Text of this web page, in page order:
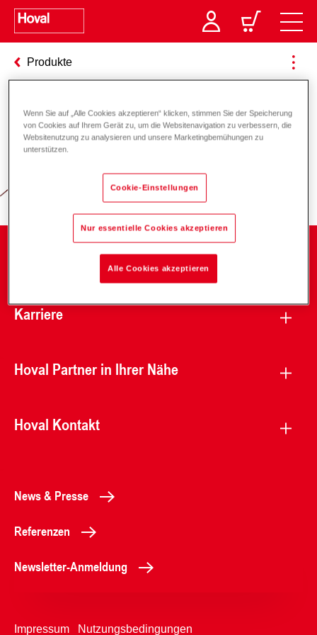
Produkte
Verantwortung für Energie und
Karriere
Hoval Partner in Ihrer Nähe
Hoval Kontakt
News & Presse
Referenzen
Newsletter-Anmeldung
Impressum Nutzungsbedingungen
Wenn Sie auf „Alle Cookies akzeptieren“ klicken, stimmen Sie der Speicherung
von Cookies auf Ihrem Gerät zu, um die Websitenavigation zu verbessern, die
Websitenutzung zu analysieren und unsere Marketingbemühungen zu
unterstützen.
Cookie-Einstellungen
Nur essentielle Cookies akzeptieren
Alle Cookies akzeptieren